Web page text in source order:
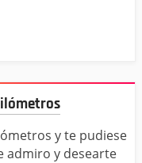
y te pudiese
admiro y desearte